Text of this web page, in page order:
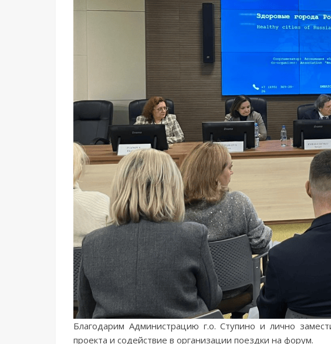
Благодарим Администрацию г.о. Ступино и лично
проекта и содействие в организации поездки на форум.